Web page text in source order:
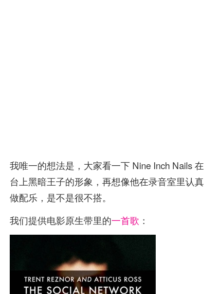
我唯一的想法是，大家看一下 Nine Inch Nails 在
台上黑暗王子的形象，再想像他在录音室里认真
做配乐，是不是很不搭。
我们提供电影原生带里的一首歌 ：